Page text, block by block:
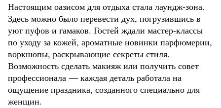
Настоящим оазисом для отдыха стала лаундж-зона.
Здесь можно было перевести дух, погрузившись в
уют пуфов и гамаков. Гостей ждали мастер-классы
по уходу за кожей, ароматные новинки парфюмерии,
воркшопы, раскрывающие секреты стиля.
Возможность сделать макияж или получить совет
профессионала — каждая деталь работала на
ощущение праздника, созданного специально для
женщин.